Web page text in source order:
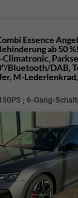
Essence
ab 50
Climatronic,
Bluetooth/DAB,
M-
; 6-Gang-